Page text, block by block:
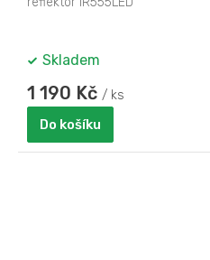
Skladem
1 190 Kč / ks
Do košíku